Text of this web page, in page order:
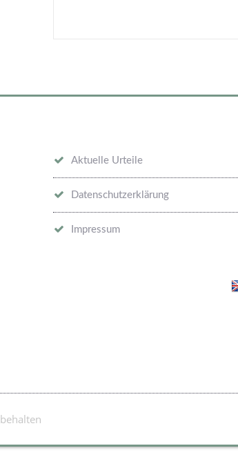
Aktuelle Urteile
Datenschutzerklärung
Impressum